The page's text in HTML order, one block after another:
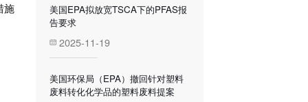
施
美国EPA拟放宽TSCA下的PFAS报
告要求
2025-11-19
美国环保局（EPA）撤回针对塑料
废料转化化学品的塑料废料提案